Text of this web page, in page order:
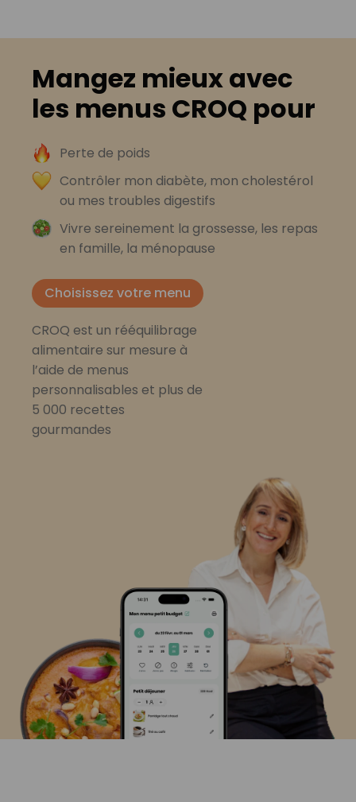
Mangez mieux avec
les menus CROQ pour
Perte de poids
Contrôler mon diabète, mon cholestérol
ou mes troubles digestifs
Vivre sereinement la grossesse, les repas
en famille, la ménopause
Choisissez votre menu
CROQ est un rééquilibrage
alimentaire sur mesure à
l’aide de menus
personnalisables et plus de
5 000 recettes
gourmandes